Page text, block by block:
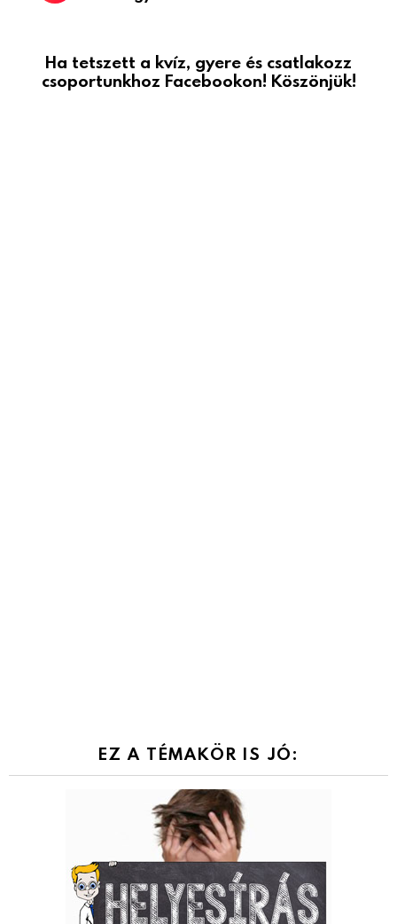
Ha tetszett a kvíz, gyere és csatlakozz
csoportunkhoz Facebookon! Köszönjük!
EZ A TÉMAKÖR IS JÓ: